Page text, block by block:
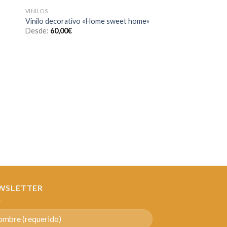
a la
VINILOS
Vinilo decorativo «Home sweet home»
Desde: 60,00€